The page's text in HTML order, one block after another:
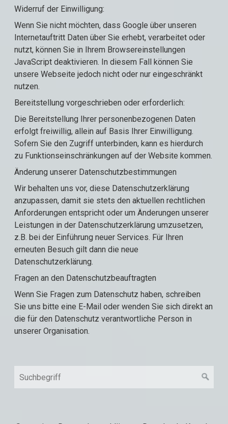
Widerruf der Einwilligung:
Wenn Sie nicht möchten, dass Google über unseren
Internetauftritt Daten über Sie erhebt, verarbeitet oder
nutzt, können Sie in Ihrem Browsereinstellungen
JavaScript deaktivieren. In diesem Fall können Sie
unsere Webseite jedoch nicht oder nur eingeschränkt
nutzen.
Bereitstellung vorgeschrieben oder erforderlich:
Die Bereitstellung Ihrer personenbezogenen Daten
erfolgt freiwillig, allein auf Basis Ihrer Einwilligung.
Sofern Sie den Zugriff unterbinden, kann es hierdurch
zu Funktionseinschränkungen auf der Website kommen.
Änderung unserer Datenschutzbestimmungen
Wir behalten uns vor, diese Datenschutzerklärung
anzupassen, damit sie stets den aktuellen rechtlichen
Anforderungen entspricht oder um Änderungen unserer
Leistungen in der Datenschutzerklärung umzusetzen,
z.B. bei der Einführung neuer Services. Für Ihren
erneuten Besuch gilt dann die neue
Datenschutzerklärung.
Fragen an den Datenschutzbeauftragten
Wenn Sie Fragen zum Datenschutz haben, schreiben
Sie uns bitte eine E-Mail oder wenden Sie sich direkt an
die für den Datenschutz verantwortliche Person in
unserer Organisation.